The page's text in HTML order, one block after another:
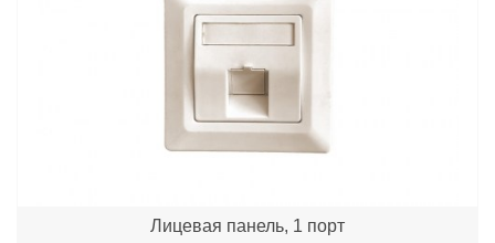
Лицевая панель, 1 порт